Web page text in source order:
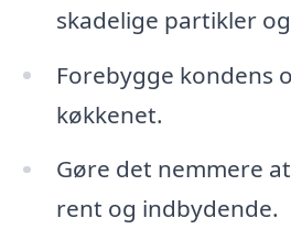
skadelige partikler
Forebygge kondens
køkkenet.
Gøre det nemmere
rent og indbydende.